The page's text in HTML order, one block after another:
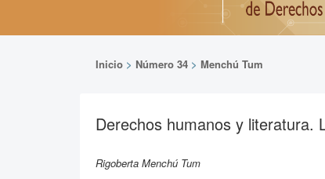
Inicio > Número 34 > Menchú Tum
Derechos humanos y literatura.
Rigoberta Menchú Tum